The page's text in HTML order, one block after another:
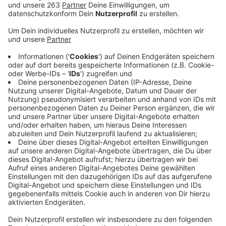
Die Autobahn 45 soll komplett sechsspurig werden.
Heute sind viele Abschnitte noch vier- oder fünfspurig.
Das reicht nicht mehr bei dem vielen Verkehr, der
tagtäglich die „Sauerlandlinie“ nutzt. Heute stellt die
Autobahn Westfalen die Pläne zum sechsspurigen
Ausbau der A 45 zwischen den Anschlussstellen
Siegen und Siegen-Süd (1. Bauabschnitt) vor. Im
Bürgerhaus Eisern beginnt um 16 Uhr eine
Informationsveranstaltung. Los geht es mit einer
Präsentation, die um 18.30 Uhr noch einmal wiederholt
wird, so dass auch Berufstätige die Möglichkeit haben,
sich umfassend zu informieren. Im Anschluss an die
Vorträge stehen Mitarbeiterinnen und Mitarbeiter der
Autobahn Westfalen an verschiedenen
Themenständen für Fragen zur Verfügung. Alle